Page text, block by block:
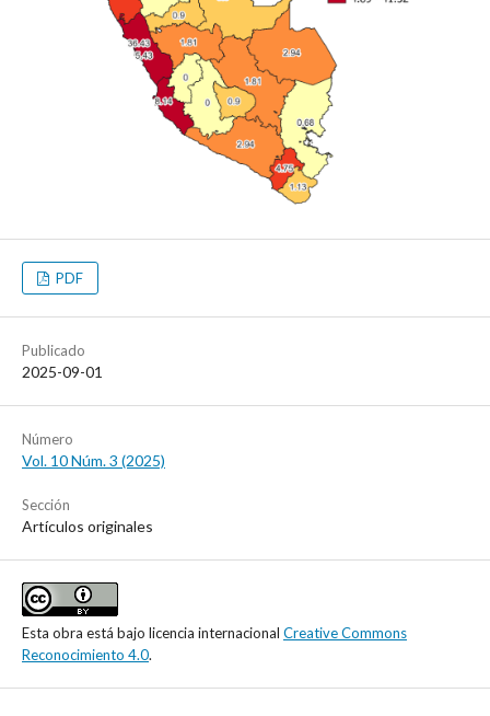
PDF
Publicado
2025-09-01
Número
Vol. 10 Núm. 3 (2025)
Sección
Artículos originales
Esta obra está bajo licencia internacional Creative Commons
Reconocimiento 4.0.